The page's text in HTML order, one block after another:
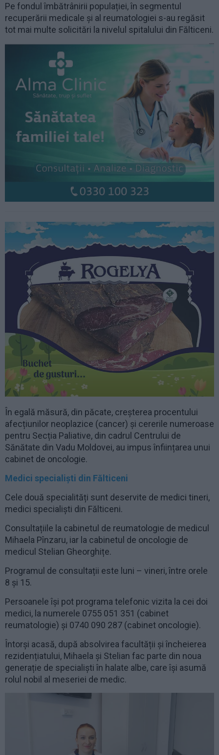
Pe fondul îmbătrânirii populației, în segmentul
recuperării medicale și al reumatologiei s-au regăsit
tot mai multe solicitări la nivelul spitalului din Fălticeni.
În egală măsură, din păcate, creșterea procentului
afecțiunilor neoplazice (cancer) și cererile numeroase
pentru Secția Paliative, din cadrul Centrului de
Sănătate din Vadu Moldovei, au impus înființarea unui
cabinet de oncologie.
Medici specialiști din Fălticeni
Cele două specialități sunt deservite de medici tineri,
medici specialiști din Fălticeni.
Consultațiile la cabinetul de reumatologie de medicul
Mihaela Pînzaru, iar la cabinetul de oncologie de
medicul Stelian Gheorghițe.
Programul de consultații este luni – vineri, între orele
8 și 15.
Persoanele își pot programa telefonic vizita la cei doi
medici, la numerele 0755 051 351 (cabinet
reumatologie) și 0740 090 287 (cabinet oncologie).
Întorși acasă, după absolvirea facultății și încheierea
rezidențiatului, Mihaela și Stelian fac parte din noua
generație de specialiști în halate albe, care își asumă
rolul nobil al meseriei de medic.